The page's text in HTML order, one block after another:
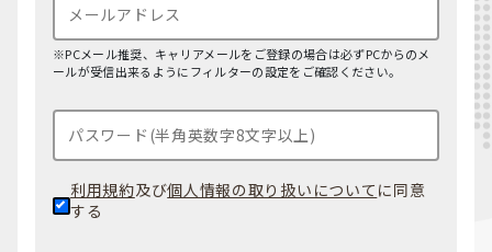
台湾
半導体×SaaS / ゲームHub
台湾の求人を見る
す。製品知識はOJTと社内トレーニン
グで補える環境が整っている企業がほ
とんどです。転職活動の前にAWS
ーニングあり）や、Salesforceの
Trailheadで基礎を学んでおくと面接
での評価が格段に上がります。まずは
日系SaaS・クラウドメーカーのバン
※PCメール推奨、キャリアメールをご登録の場合は必ずPCからのメ
ールが受信出来るようにフィルターの設定をご確認ください。
利用規約及び個人情報の取り扱いについて に同意
する